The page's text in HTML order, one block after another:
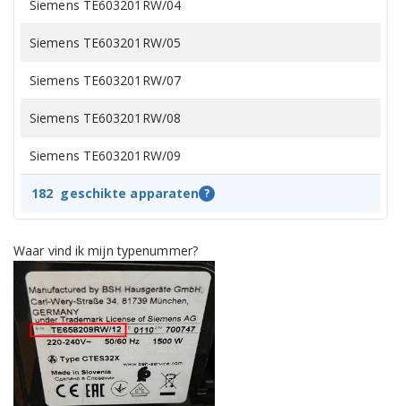
Siemens TE603201RW/04
Siemens TE603201RW/05
Siemens TE603201RW/07
Siemens TE603201RW/08
Siemens TE603201RW/09
Siemens TE603209RW/05
Siemens TE603209RW/09
Siemens TE603501DE/01
Siemens TE603501DE/02
Siemens TE603501DE/03
182 geschikte apparaten ?
Waar vind ik mijn typenummer?